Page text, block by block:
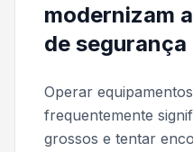
modernizam
de segurança
Operar
frequentemente
grossos e tentar